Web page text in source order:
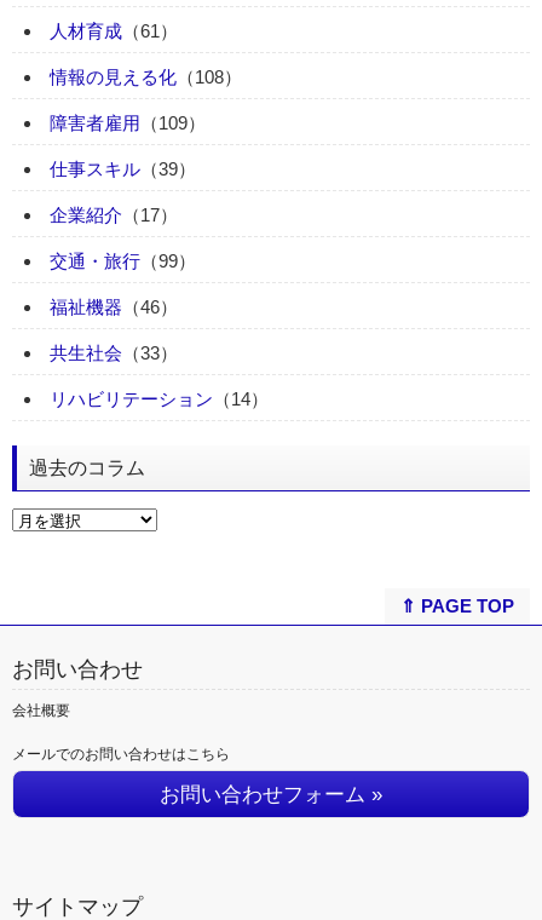
人材育成 （61）
情報の見える化 （108）
障害者雇用 （109）
仕事スキル （39）
企業紹介 （17）
交通・旅行 （99）
福祉機器 （46）
共生社会 （33）
リハビリテーション （14）
過去のコラム
⇑ PAGE TOP
お問い合わせ
会社概要
メールでのお問い合わせはこちら
お問い合わせフォーム »
サイトマップ